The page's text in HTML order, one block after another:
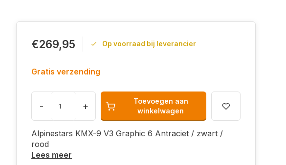
€269,95 Op voorraad bij leverancier
Gratis verzending
- +
Toevoegen aan
winkelwagen
Alpinestars KMX-9 V3 Graphic 6 Antraciet / zwart /
rood
Lees meer